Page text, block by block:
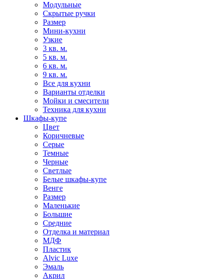
Модульные
Скрытые ручки
Размер
Мини-кухни
Узкие
3 кв. м.
5 кв. м.
6 кв. м.
9 кв. м.
Все для кухни
Варианты отделки
Мойки и смесители
Техника для кухни
Шкафы-купе
Цвет
Коричневые
Серые
Темные
Черные
Светлые
Белые шкафы-купе
Венге
Размер
Маленькие
Большие
Средние
Отделка и материал
МДФ
Пластик
Alvic Luxe
Эмаль
Акрил